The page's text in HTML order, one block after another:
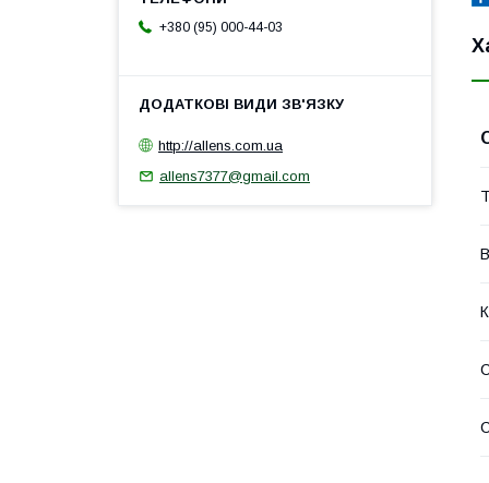
+380 (95) 000-44-03
http://allens.com.ua
allens7377@gmail.com